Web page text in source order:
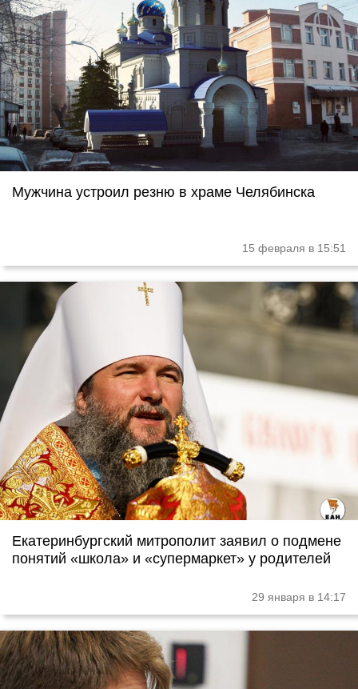
Мужчина устроил резню в храме Челябинска
15 февраля в 15:51
Екатеринбургский митрополит заявил о подмене
понятий «школа» и «супермаркет» у родителей
29 января в 14:17